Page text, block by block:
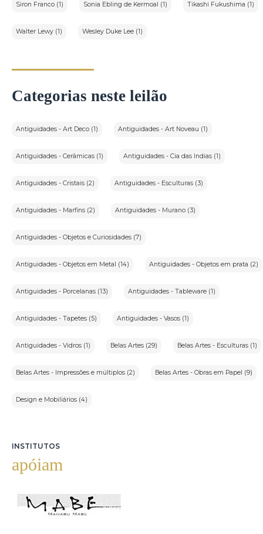
Siron Franco (1) Sonia Ebling de Kermoal (1) Tikashi Fukushima (1)
Walter Lewy (1) Wesley Duke Lee (1)
Categorias neste leilão
Antiguidades - Art Deco (1) Antiguidades - Art Noveau (1)
Antiguidades - Cerâmicas (1) Antiguidades - Cia das Indias (1)
Antiguidades - Cristais (2) Antiguidades - Esculturas (3)
Antiguidades - Marfins (2) Antiguidades - Murano (3)
Antiguidades - Objetos e Curiosidades (7)
Antiguidades - Objetos em Metal (14) Antiguidades - Objetos em prata (2)
Antiguidades - Porcelanas (13) Antiguidades - Tableware (1)
Antiguidades - Tapetes (5) Antiguidades - Vasos (1)
Antiguidades - Vidros (1) Belas Artes (29) Belas Artes - Esculturas (1)
Belas Artes - Impressões e múltiplos (2) Belas Artes - Obras em Papel (9)
Design e Mobiliários (4)
INSTITUTOS
apóiam